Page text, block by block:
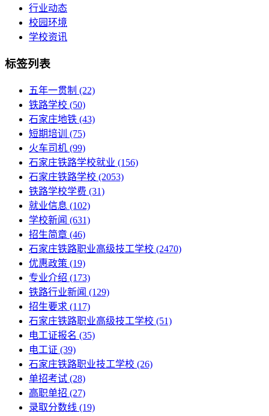
行业动态
校园环境
学校资讯
标签列表
五年一贯制 (22)
铁路学校 (50)
石家庄地铁 (43)
短期培训
(75)
火车司机 (99)
石家庄铁路学校就业 (156)
石家庄铁路学校 (2053)
铁路学校学费 (31)
就业信息 (102)
学校新闻 (631)
招生简章 (46)
石家庄铁路职业高级技工学校 (2470)
优惠政策 (19)
专业介绍 (173)
铁路行业新闻 (129)
招生要求 (117)
石家庄铁路职业高级技工学校​ (51)
电工证报名 (35)
电工证 (39)
石家庄铁路职业技工学校 (26)
单招考试 (28)
高职单招 (27)
录取分数线 (19)